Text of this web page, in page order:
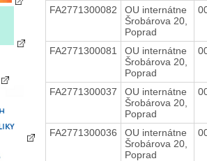
FA2771300082
OU internátne
Šrobárova 20,
Poprad
FA2771300081
OU internátne
Šrobárova 20,
Poprad
FA2771300037
OU internátne
Šrobárova 20,
Poprad
FA2771300036
OU internátne
Šrobárova 20,
Poprad